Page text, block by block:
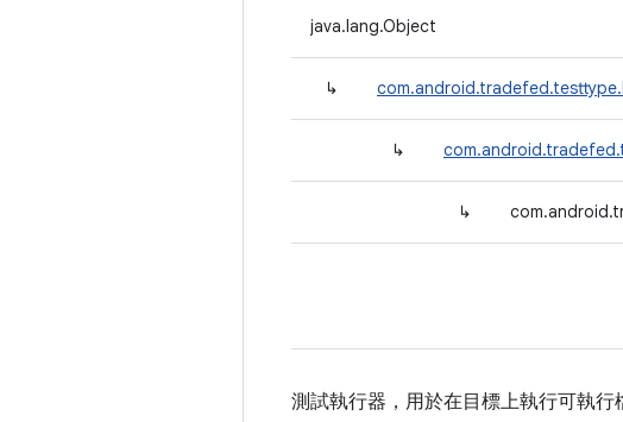
java.lang.Object
↳
↳
↳
測試執行器，用於在目標上執行可執行